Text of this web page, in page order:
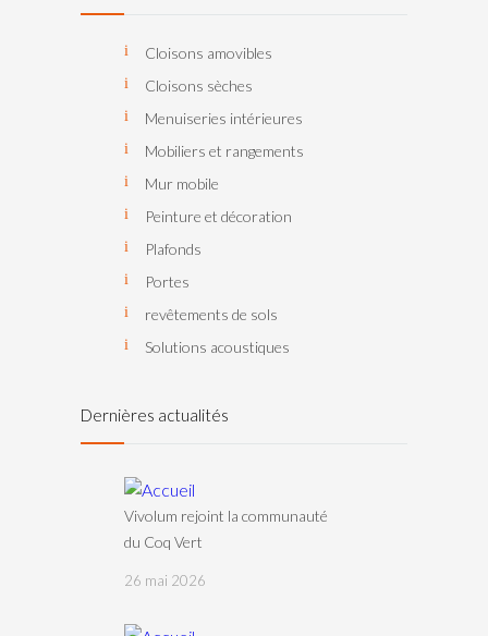
Cloisons amovibles
Cloisons sèches
Menuiseries intérieures
Mobiliers et rangements
Mur mobile
Peinture et décoration
Plafonds
Portes
revêtements de sols
Solutions acoustiques
Dernières actualités
Vivolum rejoint la communauté
du Coq Vert
26 mai 2026